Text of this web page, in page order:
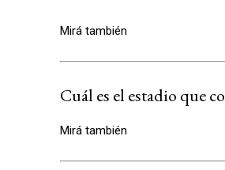
Mirá también
Cuál es el estadio que
Mirá también